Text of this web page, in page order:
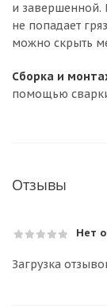
и завершенной.
не попадает
можно скрыть
Сборка и
помощью
Отзывы
Нет
Загрузка